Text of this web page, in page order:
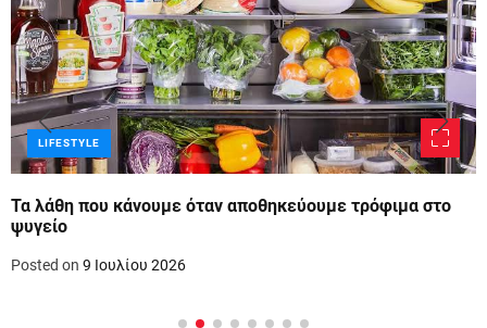
LIFESTYLE
Τα λάθη που κάνουμε όταν αποθηκεύουμε τρόφιμα στο
ψυγείο
Posted on 9 Ιουλίου 2026